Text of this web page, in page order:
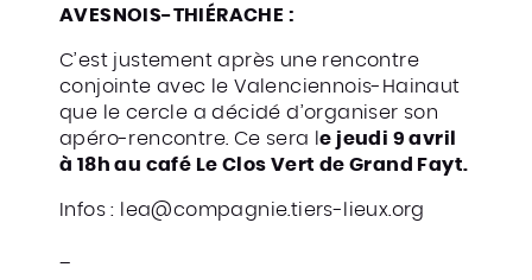
AVESNOIS-THIÉRACHE :
C’est justement après une rencontre
conjointe avec le Valenciennois-Hainaut
que le cercle a décidé d’organiser son
apéro-rencontre. Ce sera le jeudi 9 avril
à 18h au café Le Clos Vert de Grand Fayt.
Infos : lea@compagnie.tiers-lieux.org